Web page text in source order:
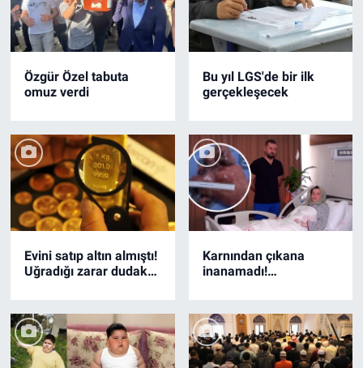
Özgür Özel tabuta
omuz verdi
Bu yıl LGS'de bir ilk
gerçekleşecek
Evini satıp altın almıştı!
Uğradığı zarar dudak
Karnından çıkana
inanamadı!